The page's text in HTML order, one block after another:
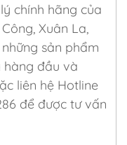
chính hãng của
Xuân La,
sản phẩm
hàng đầu và
liên hệ Hotline
để được tư vấn